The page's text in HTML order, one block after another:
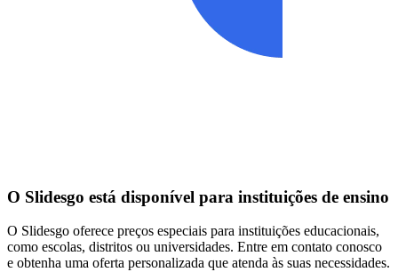
O Slidesgo está disponível para instituições de ensino
O Slidesgo oferece preços especiais para instituições educacionais,
como escolas, distritos ou universidades. Entre em contato conosco
e obtenha uma oferta personalizada que atenda às suas necessidades.